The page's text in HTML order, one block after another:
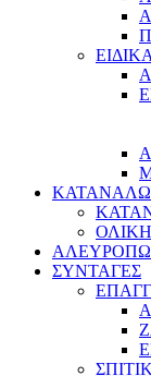
ΣΥΝΤΑΓΕΣ